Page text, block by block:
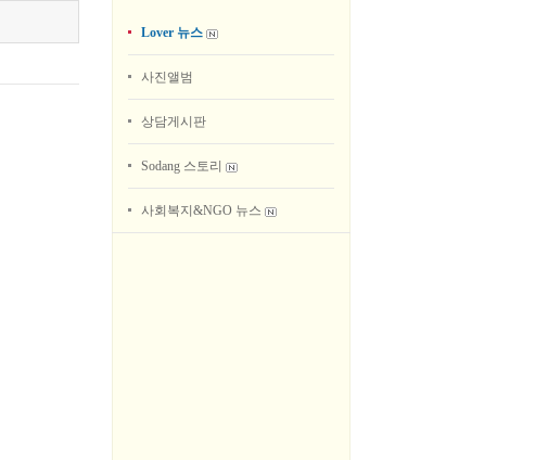
Lover 뉴스
사진앨범
상담게시판
Sodang 스토리
사회복지&NGO 뉴스